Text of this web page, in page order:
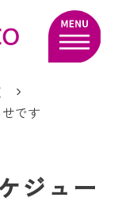
です
ジュー